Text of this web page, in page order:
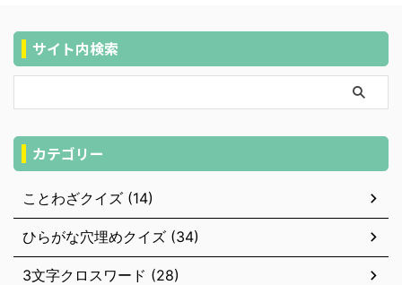
サイト内検索
カテゴリー
ことわざクイズ (14)
ひらがな穴埋めクイズ (34)
3文字クロスワード (28)